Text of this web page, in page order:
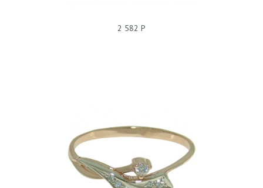
2 582 Р
КОЛЬЦО БЕЗ ПОКРЫТИЯ, ФИАНИТ, 228102